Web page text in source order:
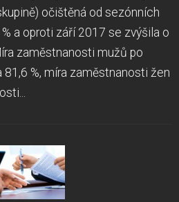
očištěná od sezónních
a oproti září 2017 se zvýšila o
zaměstnanosti mužů po
%, míra zaměstnanosti žen